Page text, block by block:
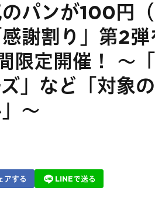
パンが100円
謝割り」第2
限定開催！ ～
」など「対象
〜
アする LINEで送る